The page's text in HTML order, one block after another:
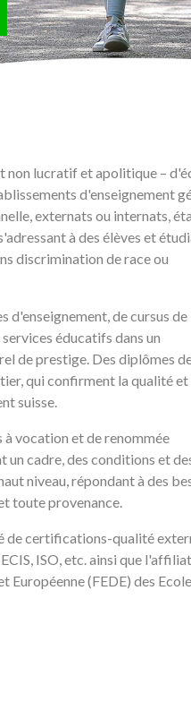
non lucratif et apolitique –
d'enseignement
externats ou internats,
à des élèves et
discrimination de race ou
d'enseignement, de cursus de
éducatifs dans un
de prestige. Des diplômes
qui confirment la qualité et
suisse.
vocation et de renommée
cadre, des conditions et
niveau, répondant à des
toute provenance.
de certifications-qualité
ISO, etc. ainsi que
Européenne (FEDE) des